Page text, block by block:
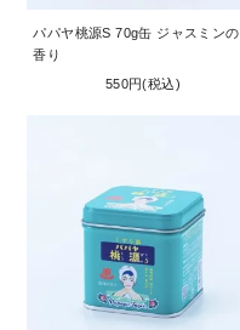
パパヤ桃源S 70g缶 ジャスミンの
香り
550円(税込)